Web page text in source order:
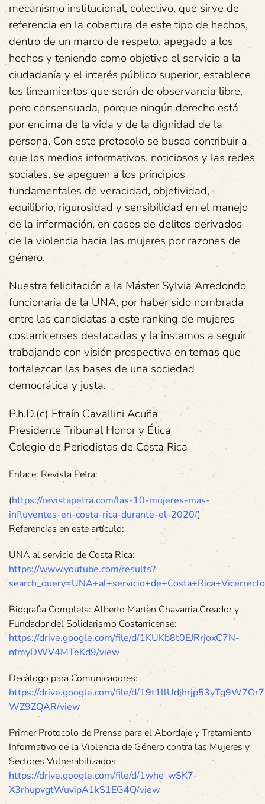
mecanismo institucional, colectivo, que sirve de
referencia en la cobertura de este tipo de hechos,
dentro de un marco de respeto, apegado a los
hechos y teniendo como objetivo el servicio a la
ciudadanía y el interés público superior, establece
los lineamientos que serán de observancia libre,
pero consensuada, porque ningún derecho está
por encima de la vida y de la dignidad de la
persona. Con este protocolo se busca contribuir a
que los medios informativos, noticiosos y las redes
sociales, se apeguen a los principios
fundamentales de veracidad, objetividad,
equilibrio, rigurosidad y sensibilidad en el manejo
de la información, en casos de delitos derivados
de la violencia hacia las mujeres por razones de
género.
Nuestra felicitación a la Máster Sylvia Arredondo
funcionaria de la UNA, por haber sido nombrada
entre las candidatas a este ranking de mujeres
costarricenses destacadas y la instamos a seguir
trabajando con visión prospectiva en temas que
fortalezcan las bases de una sociedad
democrática y justa.
P.h.D.(c) Efraín Cavallini Acuña
Presidente Tribunal Honor y Ética
Colegio de Periodistas de Costa Rica
Enlace: Revista Petra:
(https://revistapetra.com/las-10-mujeres-mas-
influyentes-en-costa-rica-durante-el-2020/)
Referencias en este artículo:
UNA al servicio de Costa Rica:
https://www.youtube.com/results?
Biografìa Completa: Alberto Martèn Chavarria.Creador y
Fundador del Solidarismo Costarricense:
https://drive.google.com/file/d/1KUKb8t0EJRrjoxC7N-
nfmyDWV4MTeKd9/view
Decàlogo para Comunicadores:
https://drive.google.com/file/d/
WZ9ZQAR/view
Primer Protocolo de Prensa para el Abordaje y Tratamiento
Informativo de la Violencia de Género contra las Mujeres y
Sectores Vulnerabilizados
https://drive.google.com/file/d/1whe_wSK7-
X3rhupvgtWuvipA1kS1EG4Q/view